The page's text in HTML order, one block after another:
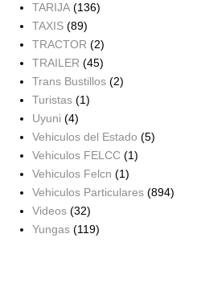
TARIJA (136)
TAXIS (89)
TRACTOR (2)
TRAILER (45)
Trans Bustillos (2)
Turistas (1)
Uyuni (4)
Vehiculos del Estado (5)
Vehiculos FELCC (1)
Vehiculos Felcn (1)
Vehiculos Particulares (894)
Videos (32)
Yungas (119)